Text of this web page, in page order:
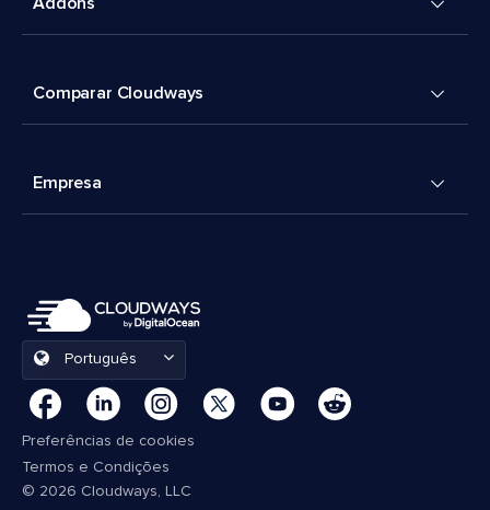
Comparar Cloudways
Empresa
Português
Preferências de cookies
Termos e Condições
© 2026 Cloudways, LLC